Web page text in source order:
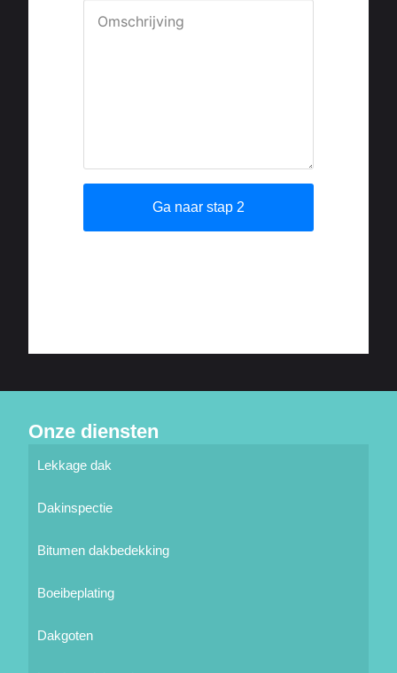
Onze diensten
Lekkage dak
Dakinspectie
Bitumen dakbedekking
Boeibeplating
Dakgoten